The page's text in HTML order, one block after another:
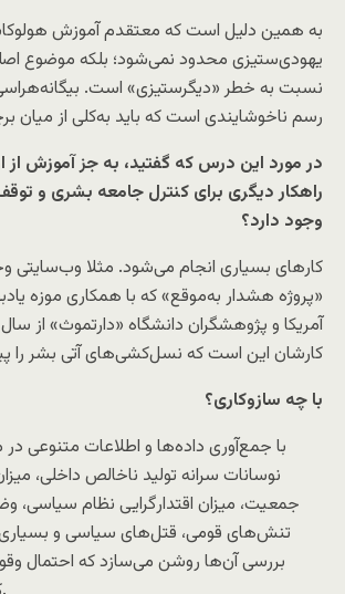
به همین دلیل است که معتقدم آموزش
یهودی‌ستیزی محدود نمی‌شود؛ بلکه موضوع
نسبت به خطر «دیگرستیزی» است.
رسم ناخوشایندی است که باید به‌کلی از میان
در مورد این درس که گفتید، به جز آموزش از
راهکار دیگری برای کنترل جامعه بشری و
وجود دارد؟
کارهای بسیاری انجام می‌شود. مثلا وب‌سایتی
«پروژه هشدار به‌موقع» که با همکاری موزه
کارشان این است که نسل‌کشی‌های آتی بشر را
با چه سازوکاری؟
با جمع‌آوری داده‌ها و اطلاعات متنوعی در
نوسانات سرانه تولید ناخالص داخلی،
جمعیت، میزان اقتدارگرایی نظام
تنش‌های قومی، قتل‌های سیاسی و بسیاری
بررسی آن‌ها روشن می‌سازد که احتمال